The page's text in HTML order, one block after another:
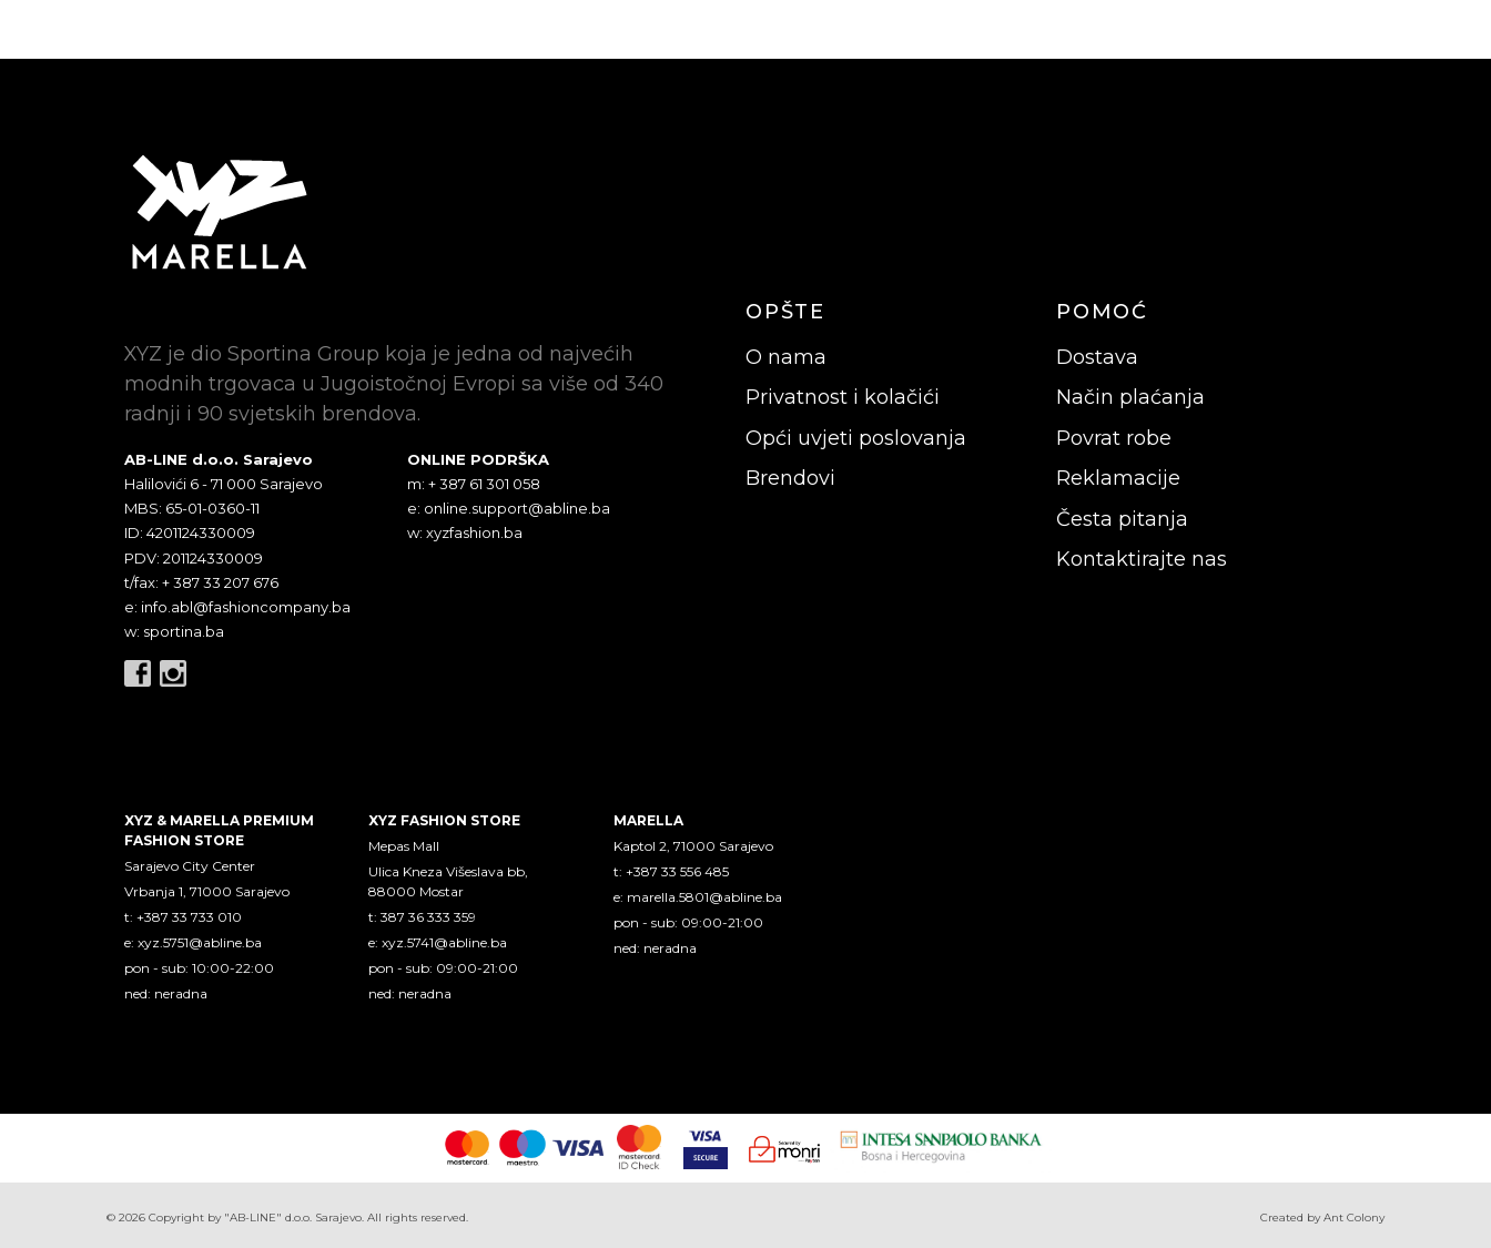
XYZ je dio Sportina Group koja je jedna od najvećih
modnih trgovaca u Jugoistočnoj Evropi sa više od 340
radnji i 90 svjetskih brendova.
AB-LINE d.o.o. Sarajevo
Halilovići 6 - 71 000 Sarajevo
MBS: 65-01-0360-11
ID: 4201124330009
PDV: 201124330009
t/fax: + 387 33 207 676
e: info.abl@fashioncompany.ba
w: sportina.ba
ONLINE PODRŠKA
m: + 387 61 301 058
e: online.support@abline.ba
w: xyzfashion.ba
OPŠTE
O nama
Privatnost i kolačići
Opći uvjeti poslovanja
Brendovi
POMOĆ
Dostava
Način plaćanja
Povrat robe
Reklamacije
Česta pitanja
Kontaktirajte nas
XYZ & MARELLA PREMIUM
FASHION STORE
Sarajevo City Center
Vrbanja 1, 71000 Sarajevo
t: +387 33 733 010
e: xyz.5751@abline.ba
pon - sub: 10:00-22:00
ned: neradna
XYZ FASHION STORE
Mepas Mall
Ulica Kneza Višeslava bb,
88000 Mostar
t: 387 36 333 359
e:xyz.5741@abline.ba
pon - sub: 09:00-21:00
ned: neradna
MARELLA
Kaptol 2, 71000 Sarajevo
t: +387 33 556 485
e: marella.5801@abline.ba
pon - sub: 09:00-21:00
ned: neradna
© 2026 Copyright by "AB-LINE" d.o.o. Sarajevo. All rights reserved. Created by Ant Colony